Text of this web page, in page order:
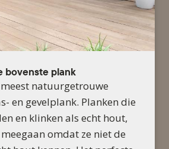
bovenste plank
natuurgetrouwe
en gevelplank. Planken die
en klinken als echt hout,
omdat ze niet de